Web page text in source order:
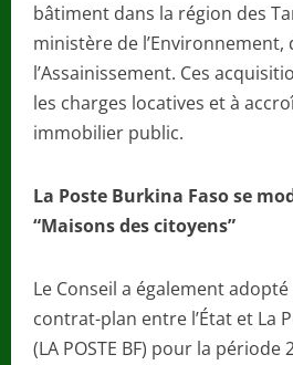
bâtiment dans la région des
ministère de l’Environnement,
l’Assainissement. Ces
les charges locatives et à
immobilier public.
La Poste Burkina Faso se
“Maisons des citoyens”
Le Conseil a également
contrat-plan entre l’État et La
(LA POSTE BF) pour la période